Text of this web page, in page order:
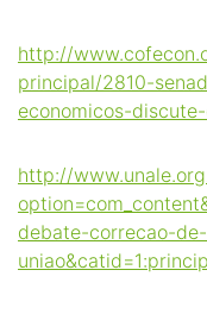
http://
principal/2810-
economicos-
http://
debate-correcao-